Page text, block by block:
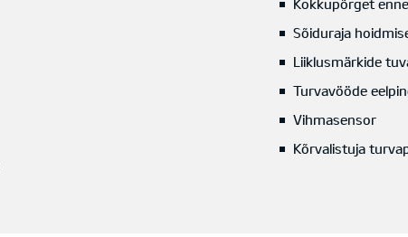
Kokkupõrget
Sõiduraja
Liiklusmärkide
Turvavööde
Vihmasensor
Kõrvalistuja